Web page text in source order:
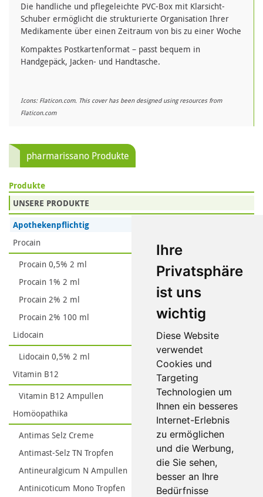
Ihre
Privatsphäre
ist uns
wichtig
Diese Website
verwendet
Cookies und
Targeting
Technologien um
Ihnen ein besseres
Internet-Erlebnis
zu ermöglichen
und die Werbung,
die Sie sehen,
besser an Ihre
Bedürfnisse
Die handliche und pflegeleichte PVC-Box mit Klarsicht-
Schuber ermöglicht die strukturierte Organisation Ihrer
Medikamente über einen Zeitraum von bis zu einer Woche
Kompaktes Postkartenformat – passt bequem in
Handgepäck, Jacken- und Handtasche.
Icons: Flaticon.com. This cover has been designed using resources from
Flaticon.com
pharmarissano Produkte
Produkte
UNSERE PRODUKTE
Apothekenpflichtig
Procain
Procain 0,5% 2 ml
Procain 1% 2 ml
Procain 2% 2 ml
Procain 2% 100 ml
Lidocain
Lidocain 0,5% 2 ml
Vitamin B12
Vitamin B12 Ampullen
Homöopathika
Antimas Selz Creme
Antimast-Selz TN Tropfen
Antineuralgicum N Ampullen
Antinicoticum Mono Tropfen